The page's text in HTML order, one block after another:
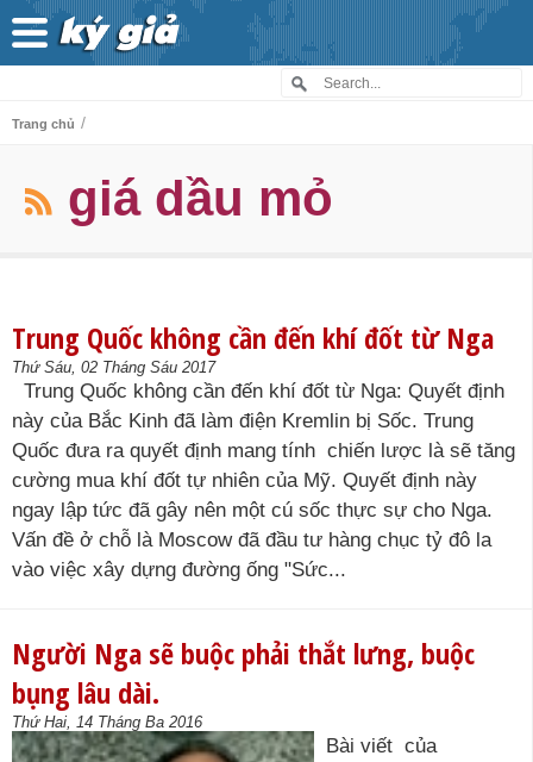
Trang chủ /
giá dầu mỏ
Trung Quốc không cần đến khí đốt từ Nga
Thứ Sáu, 02 Tháng Sáu 2017
Trung Quốc không cần đến khí đốt từ Nga: Quyết định
này của Bắc Kinh đã làm điện Kremlin bị Sốc. Trung
Quốc đưa ra quyết định mang tính chiến lược là sẽ tăng
cường mua khí đốt tự nhiên của Mỹ. Quyết định này
ngay lập tức đã gây nên một cú sốc thực sự cho Nga.
Vấn đề ở chỗ là Moscow đã đầu tư hàng chục tỷ đô la
vào việc xây dựng đường ống "Sức...
Người Nga sẽ buộc phải thắt lưng, buộc
bụng lâu dài.
Thứ Hai, 14 Tháng Ba 2016
Bài viết của